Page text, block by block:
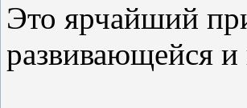
Это ярчайший
развивающейся